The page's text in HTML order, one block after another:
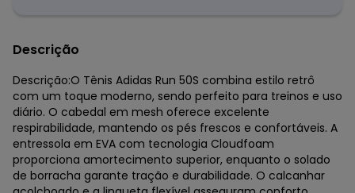
Descrição
Descrição:O Tênis Adidas Run 50S combina estilo retrô
com um toque moderno, sendo perfeito para treinos e uso
diário. O cabedal em mesh oferece excelente
respirabilidade, mantendo os pés frescos e confortáveis. A
entressola em EVA com tecnologia Cloudfoam
proporciona amortecimento superior, enquanto o solado
de borracha garante tração e durabilidade. O calcanhar